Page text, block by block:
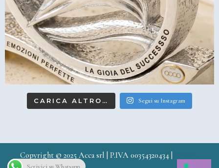
CARICA ALTRO… Segui su Instagram
Copyright © 2025 Acca srl | P.IVA 00354320434 |